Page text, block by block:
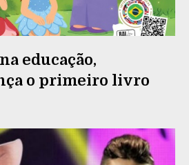
educação,
o primeiro livro